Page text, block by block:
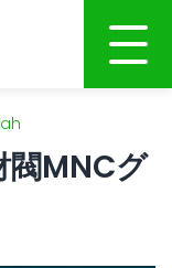
閥MNCグ